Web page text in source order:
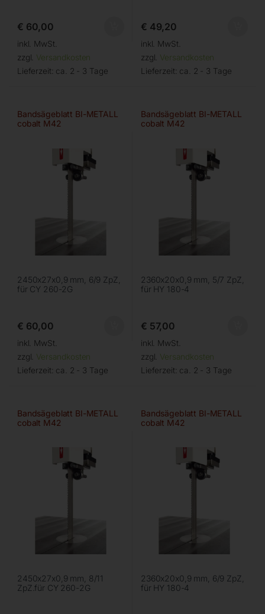
€ 60,00
inkl. MwSt.
zzgl. Versandkosten
Lieferzeit: ca. 2 - 3 Tage
€ 49,20
inkl. MwSt.
zzgl. Versandkosten
Lieferzeit: ca. 2 - 3 Tage
Bandsägeblatt BI-METALL
cobalt M42
2450x27x0,9 mm, 6/9 ZpZ,
für CY 260-2G
€ 60,00
inkl. MwSt.
zzgl. Versandkosten
Lieferzeit: ca. 2 - 3 Tage
Bandsägeblatt BI-METALL
cobalt M42
2360x20x0,9 mm, 5/7 ZpZ,
für HY 180-4
€ 57,00
inkl. MwSt.
zzgl. Versandkosten
Lieferzeit: ca. 2 - 3 Tage
Bandsägeblatt BI-METALL
cobalt M42
2450x27x0,9 mm, 8/11
ZpZ.für CY 260-2G
Bandsägeblatt BI-METALL
cobalt M42
2360x20x0,9 mm, 6/9 ZpZ,
für HY 180-4